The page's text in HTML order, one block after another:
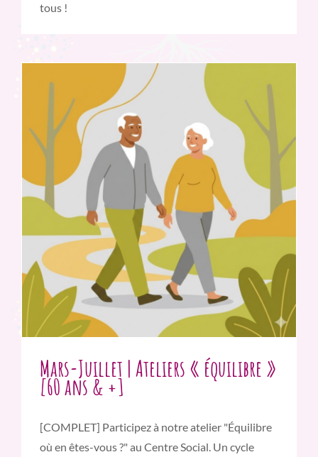
tous !
Mars-Juillet | Ateliers « équilibre »
[60 ans & +]
[COMPLET] Participez à notre atelier "Équilibre
où en êtes-vous ?" au Centre Social. Un cycle